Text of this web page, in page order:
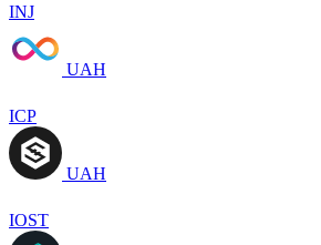
INJ
UAH
ICP
UAH
IOST